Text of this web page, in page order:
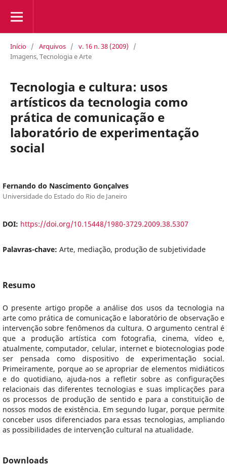
Início / Arquivos / v. 16 n. 38 (2009)
/
Imagens, Tecnologia e Arte
Tecnologia e cultura: usos
artísticos da tecnologia como
prática de comunicação e
laboratório de experimentação
social
Fernando do Nascimento Gonçalves
Universidade do Estado do Rio de Janeiro
DOI: https://doi.org/10.15448/1980-3729.2009.38.5307
Palavras-chave: Arte, mediação, produção de subjetividade
Resumo
O presente artigo propõe a análise dos usos da tecnologia na
arte como prática de comunicação e laboratório de observação e
intervenção sobre fenômenos da cultura. O argumento central é
que a produção artística com fotografia, cinema, vídeo e,
atualmente, computador, celular, internet e biotecnologias pode
ser pensada como dispositivo de experimentação social.
Primeiramente, porque ao se apropriar de elementos midiáticos
e do quotidiano, ajuda-nos a refletir sobre as configurações
relacionais das diferentes tecnologias e suas implicações para
os processos de produção de sentido e para a constituição de
nossos modos de existência. Em segundo lugar, porque permite
conceber usos diferenciados para essas tecnologias, ampliando
as possibilidades de intervenção cultural na atualidade.
Downloads